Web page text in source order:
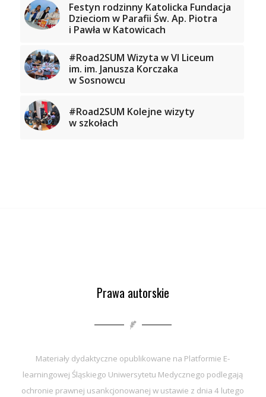
Festyn rodzinny Katolicka Fundacja
Dzieciom w Parafii Św. Ap. Piotra
i Pawła w Katowicach
#Road2SUM Wizyta w VI Liceum
im. im. Janusza Korczaka
w Sosnowcu
#Road2SUM Kolejne wizyty
w szkołach
Prawa autorskie
Materiały dydaktyczne opublikowane na Platformie E-
learningowej Śląskiego Uniwersytetu Medycznego podlegają
ochronie prawnej usankcjonowanej w ustawie z dnia 4 lutego